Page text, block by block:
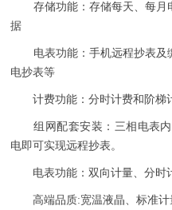
存储功能：存储每天、每月
据
电表功能：手机远程抄表及
电抄表等
计费功能：分时计费和阶梯
组网配套安装：三相电表内
电即可实现远程抄表。
电表功能：双向计量、分时计
高端品质:宽温液晶、标准计